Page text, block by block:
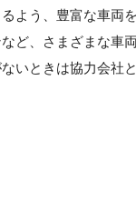
よう、豊富な車両
ど、さまざまな車
いときは協力会社